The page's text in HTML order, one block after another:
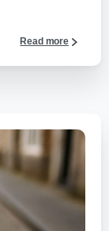
Read more